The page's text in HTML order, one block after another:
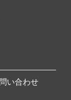
い合わせ